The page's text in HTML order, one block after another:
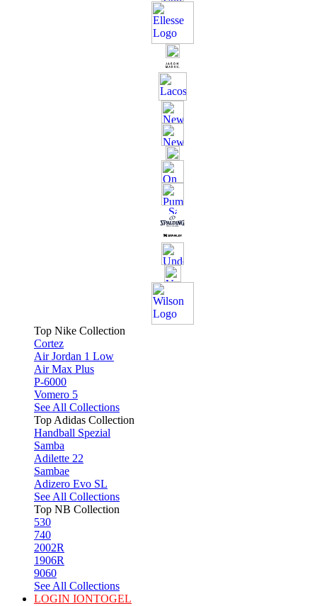
Top Nike Collection
Cortez
Air Jordan 1 Low
Air Max Plus
P-6000
Vomero 5
See All Collections
Top Adidas Collection
Handball Spezial
Samba
Adilette 22
Sambae
Adizero Evo SL
See All Collections
Top NB Collection
530
740
2002R
1906R
9060
See All Collections
LOGIN IONTOGEL